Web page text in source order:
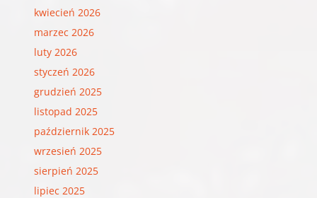
kwiecień 2026
marzec 2026
luty 2026
styczeń 2026
grudzień 2025
listopad 2025
październik 2025
wrzesień 2025
sierpień 2025
lipiec 2025